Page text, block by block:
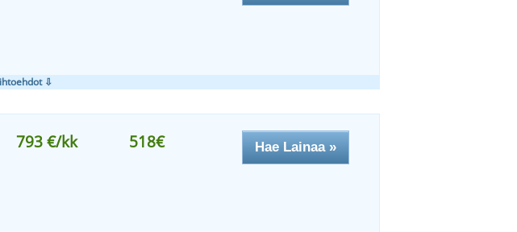
⇩
793 €/kk 518€ Hae Lainaa »